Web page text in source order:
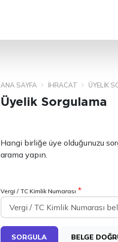
ANA SAYFA İHRACAT ÜYELIK
Üyelik Sorgulama
Hangi birliğe üye olduğunuzu
arama yapın.
Vergi / TC Kimlik Numarası *
SORGULA BELGE